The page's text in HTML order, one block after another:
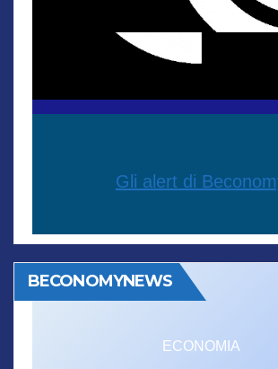
Gli alert di
BECONOMYNEWS
ECONOMIA